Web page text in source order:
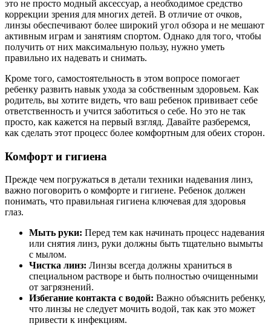
это не просто модный аксессуар, а необходимое средство
коррекции зрения для многих детей. В отличие от очков,
линзы обеспечивают более широкий угол обзора и не мешают
активным играм и занятиям спортом. Однако для того, чтобы
получить от них максимальную пользу, нужно уметь
правильно их надевать и снимать.
Кроме того, самостоятельность в этом вопросе помогает
ребенку развить навык ухода за собственным здоровьем. Как
родитель, вы хотите видеть, что ваш ребенок прививает себе
ответственность и учится заботиться о себе. Но это не так
просто, как кажется на первый взгляд. Давайте разберемся,
как сделать этот процесс более комфортным для обеих сторон.
Комфорт и гигиена
Прежде чем погружаться в детали техники надевания линз,
важно поговорить о комфорте и гигиене. Ребенок должен
понимать, что правильная гигиена ключевая для здоровья
глаз.
Мыть руки: Перед тем как начинать процесс надевания
или снятия линз, руки должны быть тщательно вымыты
с мылом.
Чистка линз: Линзы всегда должны храниться в
специальном растворе и быть полностью очищенными
от загрязнений.
Избегание контакта с водой: Важно объяснить ребенку,
что линзы не следует мочить водой, так как это может
привести к инфекциям.